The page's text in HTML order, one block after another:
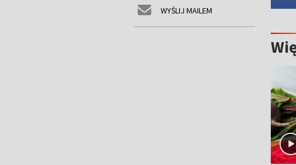
WYŚLIJ MAILEM